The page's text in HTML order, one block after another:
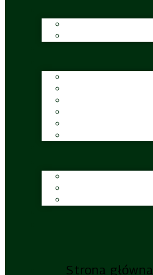
Strona główna